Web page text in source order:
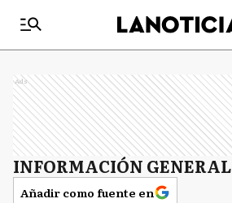
Ads
INFORMACIÓN GENERAL
Añadir como fuente en